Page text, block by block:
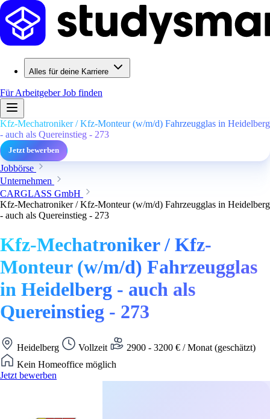
Alles für deine Karriere
Für ArbeitgeberJob finden
Kfz-Mechatroniker / Kfz-Monteur (w/m/d) Fahrzeugglas in Heidelberg
- auch als Quereinstieg - 273
Jetzt bewerben
Jobbörse
Unternehmen
CARGLASS GmbH
Kfz-Mechatroniker / Kfz-Monteur (w/m/d) Fahrzeugglas in Heidelberg
- auch als Quereinstieg - 273
Kfz-Mechatroniker / Kfz-
Monteur (w/m/d) Fahrzeugglas
in Heidelberg - auch als
Quereinstieg - 273
Heidelberg Vollzeit
2900 - 3200 € / Monat (geschätzt)
Kein Homeoffice möglich
Jetzt bewerben